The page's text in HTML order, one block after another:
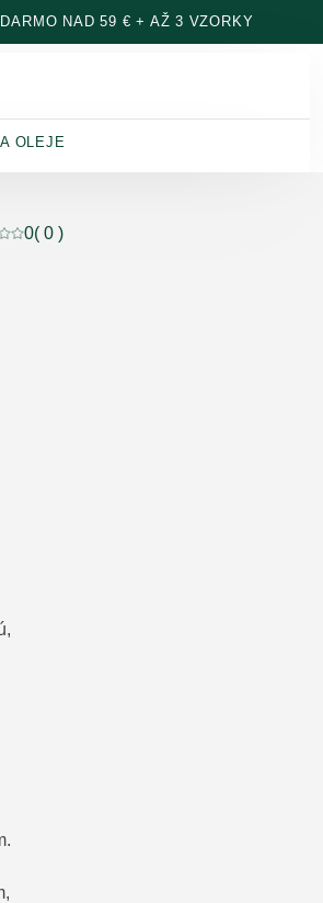
NAD 59 € + AŽ 3 VZORKY
OLEJE
hodnotenie: 0 z 5 hviezdičiek
0( 0 )